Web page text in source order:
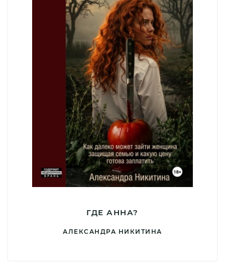
ГДЕ АННА?
АЛЕКСАНДРА НИКИТИНА